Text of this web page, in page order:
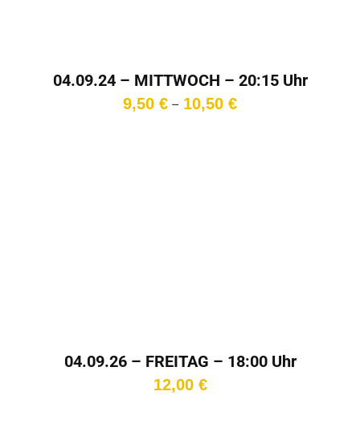
04.09.24 – MITTWOCH – 20:15 Uhr
9,50 € – 10,50 €Preisspanne:
04.09.26 – FREITAG – 18:00 Uhr
12,00 €